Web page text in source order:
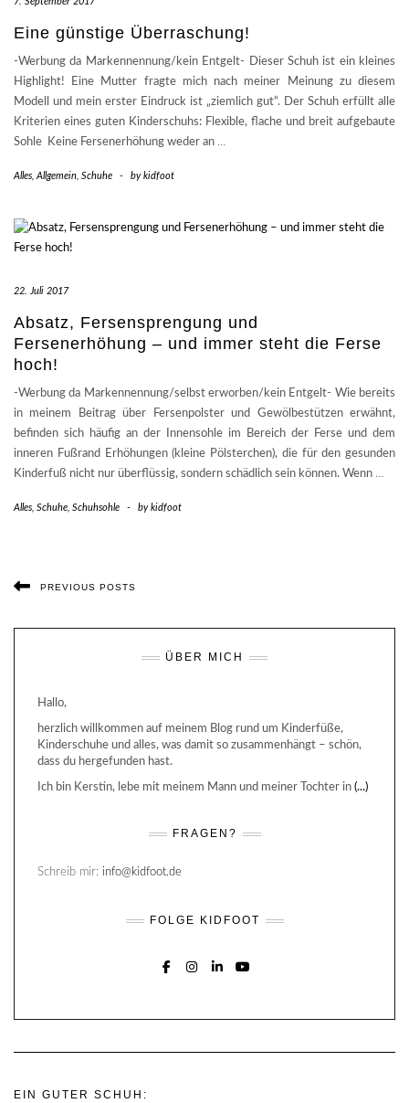
Eine günstige Überraschung!
-Werbung da Markennennung/kein Entgelt- Dieser Schuh ist ein kleines
Highlight! Eine Mutter fragte mich nach meiner Meinung zu diesem
Modell und mein erster Eindruck ist „ziemlich gut“. Der Schuh erfüllt alle
Kriterien eines guten Kinderschuhs: Flexible, flache und breit aufgebaute
Sohle Keine Fersenerhöhung weder an …
Alles,Allgemein, Schuhe - bykidfoot
22. Juli 2017
Absatz, Fersensprengung und
Fersenerhöhung – und immer steht die Ferse
hoch!
-Werbung da Markennennung/selbst erworben/kein Entgelt- Wie bereits
in meinem Beitrag über Fersenpolster und Gewölbestützen erwähnt,
befinden sich häufig an der Innensohle im Bereich der Ferse und dem
inneren Fußrand Erhöhungen (kleine Pölsterchen), die für den gesunden
Kinderfuß nicht nur überflüssig, sondern schädlich sein können. Wenn …
Alles, Schuhe, Schuhsohle - bykidfoot
PREVIOUS POSTS
ÜBER MICH
Hallo,
herzlich willkommen auf meinem Blog rund um Kinderfüße,
Kinderschuhe und alles, was damit so zusammenhängt – schön,
dass du hergefunden hast.
Ich bin Kerstin, lebe mit meinem Mann und meiner Tochter in (...)
FRAGEN?
Schreib mir: info@kidfoot.de
FOLGE KIDFOOT
EIN GUTER SCHUH: